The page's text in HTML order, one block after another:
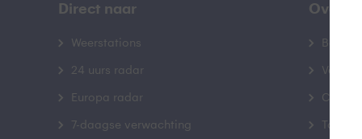
Direct naar
Weerstations
24 uurs radar
Europa radar
7-daagse verwachting
Over
Contact